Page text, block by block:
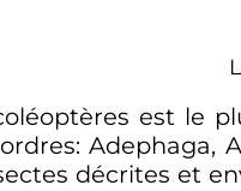
est le
Adephaga,
décrites et